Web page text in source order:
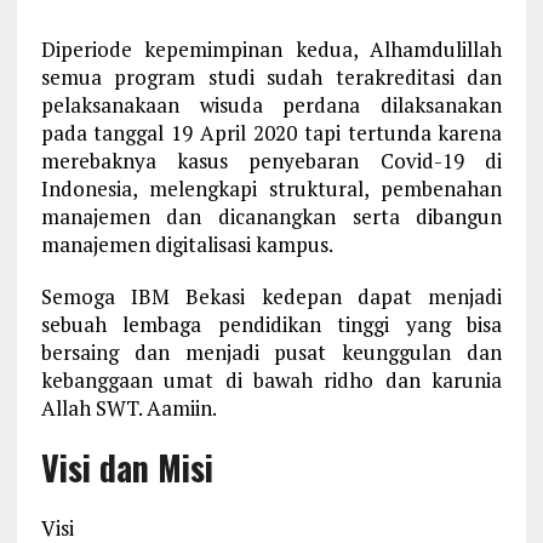
Diperiode kepemimpinan kedua, Alhamdulillah
semua program studi sudah terakreditasi dan
pelaksanakaan wisuda perdana dilaksanakan
pada tanggal 19 April 2020 tapi tertunda karena
merebaknya kasus penyebaran Covid-19 di
Indonesia, melengkapi struktural, pembenahan
manajemen dan dicanangkan serta dibangun
manajemen digitalisasi kampus.
Semoga IBM Bekasi kedepan dapat menjadi
sebuah lembaga pendidikan tinggi yang bisa
bersaing dan menjadi pusat keunggulan dan
kebanggaan umat di bawah ridho dan karunia
Allah SWT. Aamiin.
Visi dan Misi
Visi